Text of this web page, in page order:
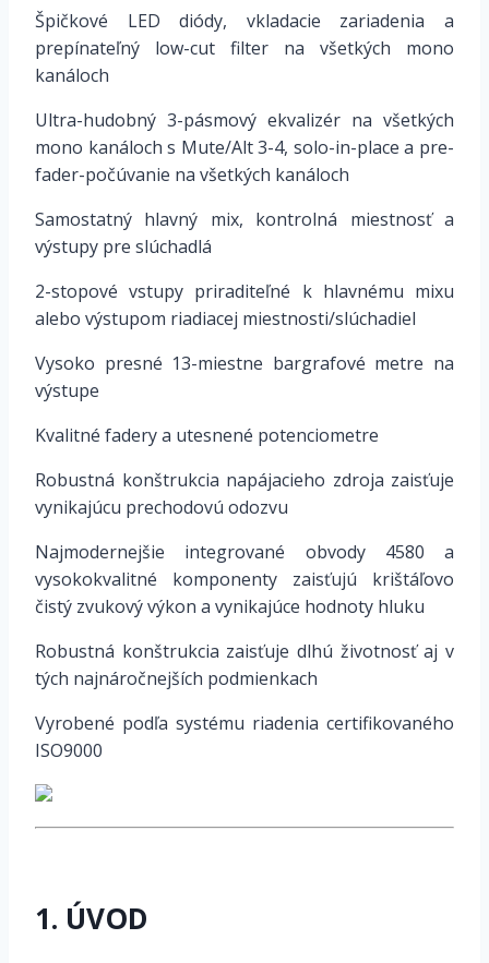
Špičkové LED diódy, vkladacie zariadenia a
prepínateľný low-cut filter na všetkých mono
kanáloch
Ultra-hudobný 3-pásmový ekvalizér na všetkých
mono kanáloch s Mute/Alt 3-4, solo-in-place a pre-
fader-počúvanie na všetkých kanáloch
Samostatný hlavný mix, kontrolná miestnosť a
výstupy pre slúchadlá
2-stopové vstupy priraditeľné k hlavnému mixu
alebo výstupom riadiacej miestnosti/slúchadiel
Vysoko presné 13-miestne bargrafové metre na
výstupe
Kvalitné fadery a utesnené potenciometre
Robustná konštrukcia napájacieho zdroja zaisťuje
vynikajúcu prechodovú odozvu
Najmodernejšie integrované obvody 4580 a
vysokokvalitné komponenty zaisťujú krištáľovo
čistý zvukový výkon a vynikajúce hodnoty hluku
Robustná konštrukcia zaisťuje dlhú životnosť aj v
tých najnáročnejších podmienkach
Vyrobené podľa systému riadenia certifikovaného
ISO9000
1. ÚVOD